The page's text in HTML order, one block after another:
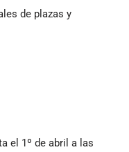
de plazas y
el 1º de abril a las